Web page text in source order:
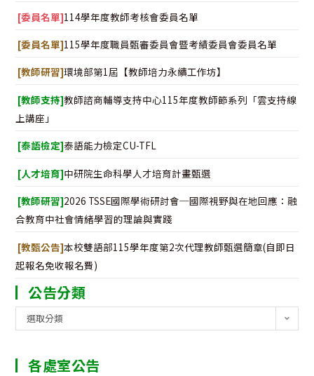
[委員名單]114學年度教師考核會委員名單
[委員名單]115學年度職員甄審委員會暨考績委員會委員名單
[教師研習]環境部第1屆【教師培力永續工作坊】
[教師支持]教師諮商輔導支持中心115年度教師節系列「雲支持線
上講座」
[泰語檢定]泰語能力檢定CU-TFL
[人才培育]中研院生命科學人才培育計畫甄選
[教師研習]2026 TSSE國際學術研討會─國際視野與在地回應：融
合教育中社會情緒學習的理論與實踐
[教甄公告]本校雙語部115學年度第2次代理教師甄選簡章(自即日
起報名免收報名費)
公告分類
告
類
選取分類
各處室公告